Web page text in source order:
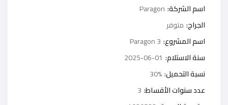
اسم الشركة: Paragon
الجراج: متوفر
اسم المشروع: Paragon 3
سنة الاستلام: 2025-06-01
نسبة التحميل:30%
عدد سنوات الأقساط: 3